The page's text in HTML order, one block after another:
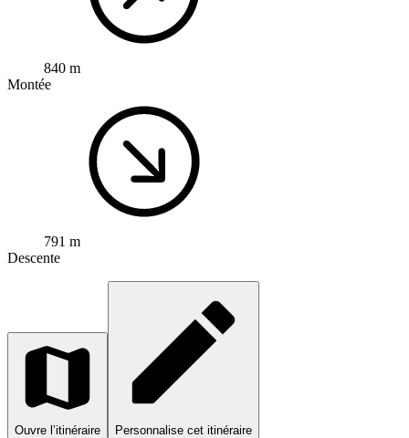
840 m
Montée
791 m
Descente
Ouvre l’itinéraire Personnalise cet itinéraire